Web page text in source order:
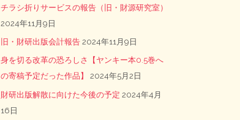
チラシ折りサービスの報告（旧・財源研究室）
2024年11月9日
旧・財研出版会計報告 2024年11月9日
身を切る改革の恐ろしさ【ヤンキー本0.5巻へ
の寄稿予定だった作品】
2024年5月2日
財研出版解散に向けた今後の予定 2024年4月
16日